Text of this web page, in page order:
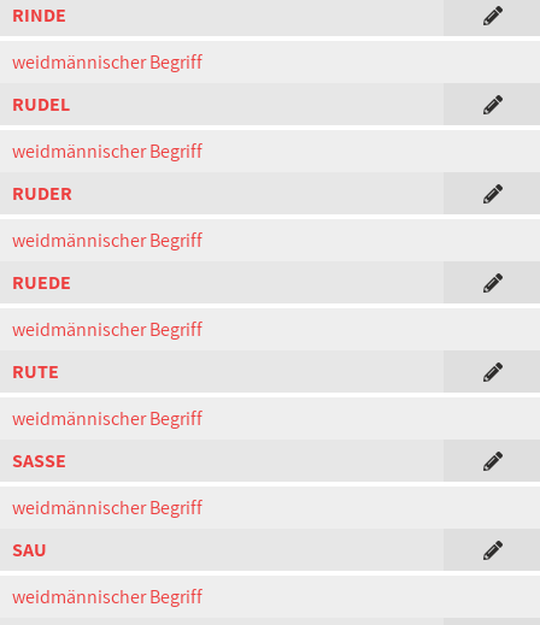
RINDE
weidmännischer Begriff
RUDEL
weidmännischer Begriff
RUDER
weidmännischer Begriff
RUEDE
weidmännischer Begriff
RUTE
weidmännischer Begriff
SASSE
weidmännischer Begriff
SAU
weidmännischer Begriff